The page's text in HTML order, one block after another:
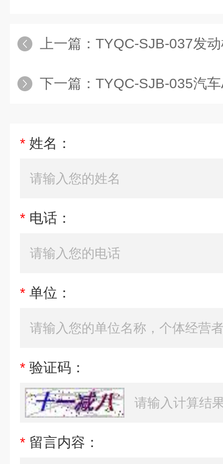
上一篇： TYQC-SJB-037发动机电控系统示
下一篇： TYQC-SJB-035汽车ABS制
* 姓名：
* 电话：
* 单位：
* 验证码：
* 留言内容：